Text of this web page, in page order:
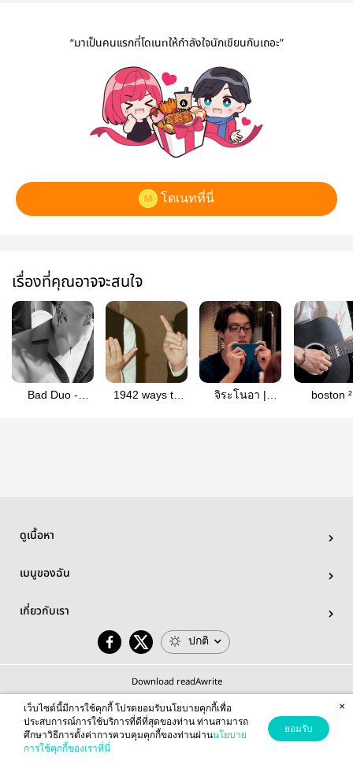
“มาเป็นคนแรกที่โดเนทให้กำลังใจนักเขียนกันเถอะ”
โดเนทที่นี่
เรื่องที่คุณอาจจะสนใจ
Bad Duo -
1942 ways to
จิระโนอา |
boston
ดูเนื้อหา
เมนูของฉัน
เกี่ยวกับเรา
ปกติ
Download readAwrite
© 2026 readAwrite.com by MEB Corporation Public Company Limited
This site is protected by reCAPTCHA and the Google
เว็บไซต์นี้มีการใช้คุกกี้ โปรดยอมรับนโยบายคุกกี้เพื่อ
ประสบการณ์การใช้บริการที่ดีที่สุดของท่าน ท่านสามารถ
ศึกษาวิธีการตั้งค่าการควบคุมคุกกี้ของท่านผ่านนโยบาย
การใช้คุกกี้ของเราที่นี่
ยอมรับ
×